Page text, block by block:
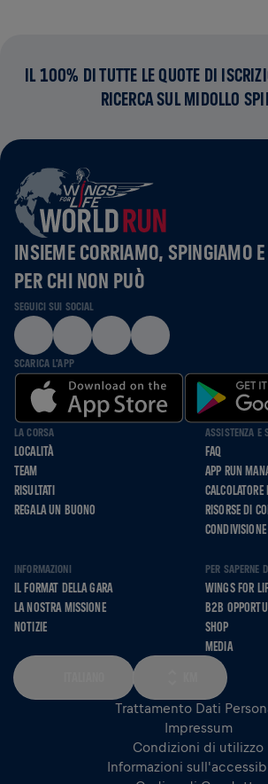
IL 100% DI TUTTE LE QUOTE DI
RICERCA SUL MIDOLLO
INSIEME CORRIAMO, SPINGIAMO
PER CHI NON PUÒ
SEGUICI SUI SOCIAL
SCARICA L'APP
LA CORSA
LOCALITÀ
TEAM
RISULTATI
REGALA UN BUONO
ASSISTENZA E
FAQ
APP RUN
RISORSE DI
INFORMAZIONI
IL FORMAT DELLA GARA
LA NOSTRA MISSIONE
NOTIZIE
PER SAPERNE
WINGS FOR
B2B
SHOP
MEDIA
Trattamento Dati
Impressum
Condizioni di utilizzo
Informazioni